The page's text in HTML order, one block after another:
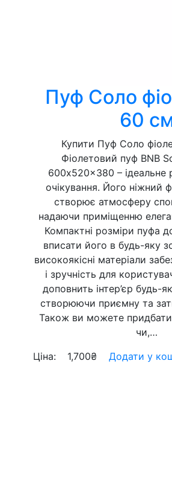
Пуф Соло
60
Купити Пуф Соло
Фіолетовий пуф BNB
600x520x380 – ідеальне
очікування. Його ніжний
створює атмосферу
надаючи приміщенню
Компактні розміри пуфа
вписати його в будь-яку
високоякісні матеріали
і зручність для
доповнить інтер’єр будь-
створюючи приємну та
Також ви можете
чи,…
Ціна:
1,700₴ Додати у